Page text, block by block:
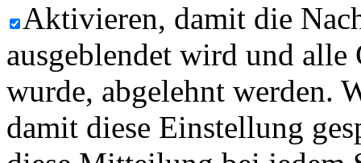
Aktivieren, damit die
ausgeblendet wird und
wurde, abgelehnt werden.
damit diese Einstellung